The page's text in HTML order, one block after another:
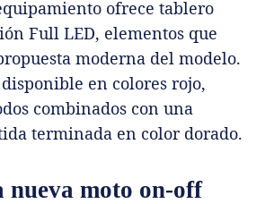
ofrece tablero
Full LED, elementos que
moderna del modelo.
en colores rojo,
combinados con una
terminada en color dorado.
nueva moto on-off